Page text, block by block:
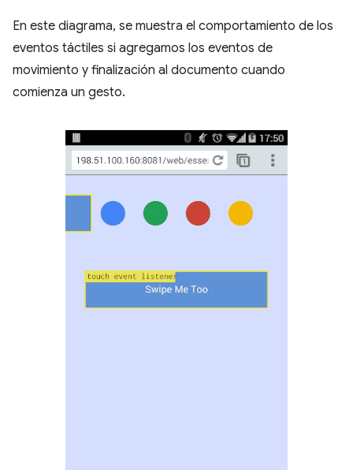
En este diagrama, se muestra el comportamiento de los
eventos táctiles si agregamos los eventos de
movimiento y finalización al documento cuando
comienza un gesto.